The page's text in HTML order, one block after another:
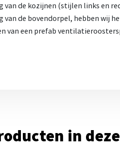
de kozijnen (stijlen links en
de bovendorpel, hebben wij
van een prefab
in